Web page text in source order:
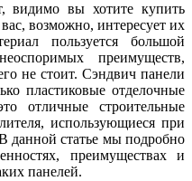
видимо вы хотите купить
возможно, интересует их
пользуется большой
преимуществ,
не стоит. Сэндвич панели
пластиковые отделочные
отличные строительные
использующиеся при
данной статье мы подробно
преимуществах и
панелей.